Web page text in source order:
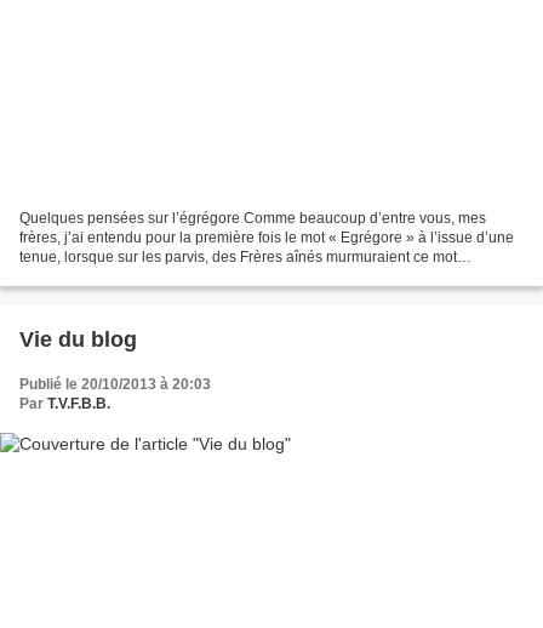
Quelques pensées sur l’égrégore Comme beaucoup d’entre vous, mes
frères, j’ai entendu pour la première fois le mot « Egrégore » à l’issue d’une
tenue, lorsque sur les parvis, des Frères aînés murmuraient ce mot
Vie du blog
Publié le 20/10/2013 à 20:03
Par T.V.F.B.B.